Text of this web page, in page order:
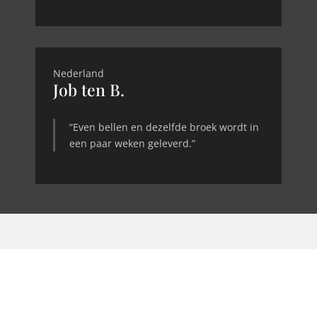
Nederland
Job ten B.
“Even bellen en dezelfde broek wordt in
een paar weken geleverd.”